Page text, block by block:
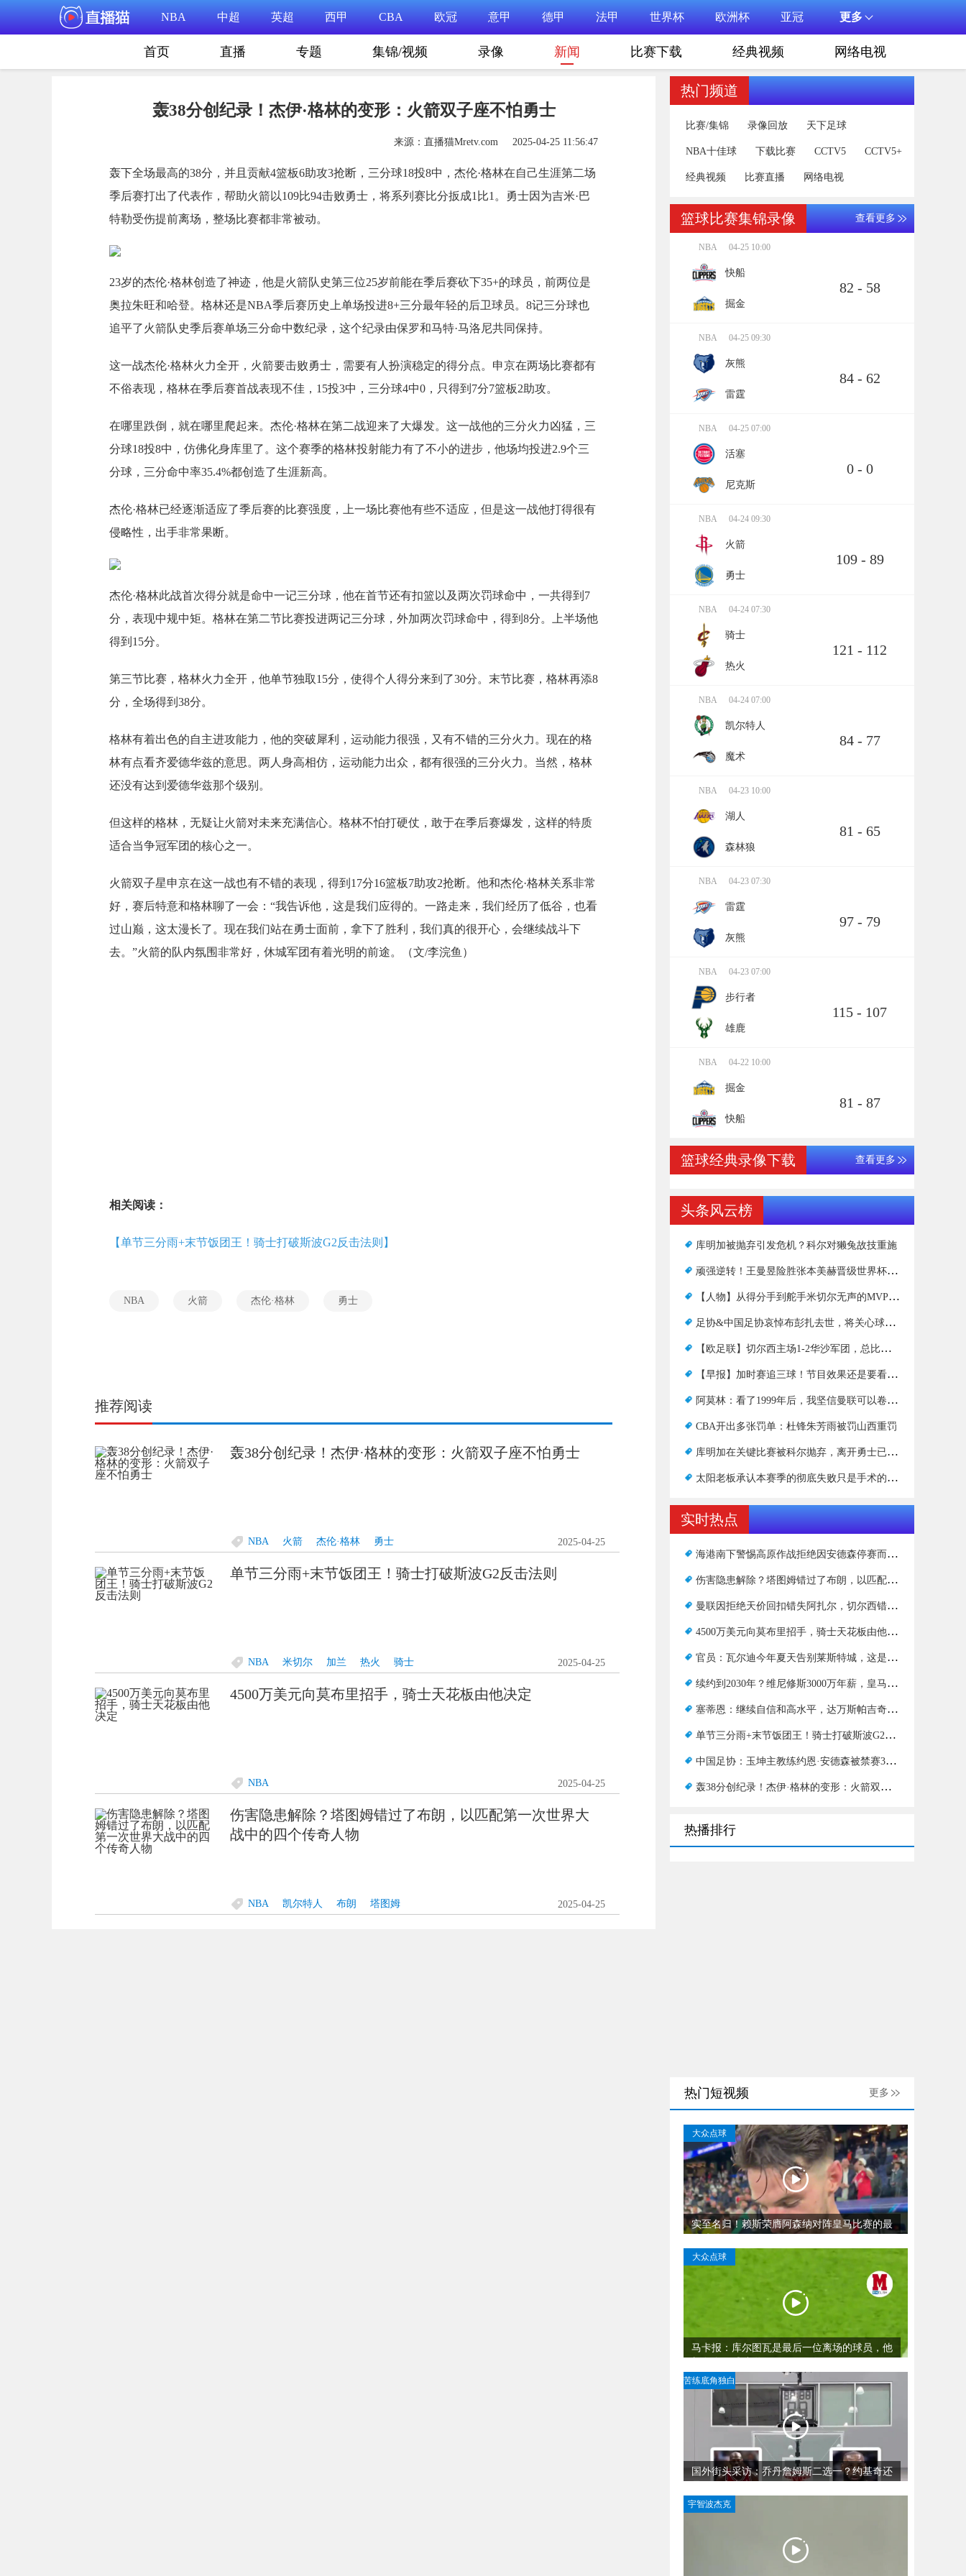
NBA 中超 英超 西甲 CBA 欧冠 意甲 德甲 法甲 世界杯 欧洲杯 亚冠 更多
首页 直播 专题 集锦/视频 录像 新闻 比赛下载 经典视频 网络电视
轰38分创纪录！杰伊·格林的变形：火箭双子座不怕勇士
来源：直播猫Mretv.com 2025-04-25 11:56:47
轰下全场最高的38分，并且贡献4篮板6助攻3抢断，三分球18投8中，杰伦·格林在自己生涯第二场
季后赛打出了代表作，帮助火箭以109比94击败勇士，将系列赛比分扳成1比1。勇士因为吉米·巴
特勒受伤提前离场，整场比赛都非常被动。
23岁的杰伦·格林创造了神迹，他是火箭队史第三位25岁前能在季后赛砍下35+的球员，前两位是
奥拉朱旺和哈登。格林还是NBA季后赛历史上单场投进8+三分最年轻的后卫球员。8记三分球也
追平了火箭队史季后赛单场三分命中数纪录，这个纪录由保罗和马特·马洛尼共同保持。
这一战杰伦·格林火力全开，火箭要击败勇士，需要有人扮演稳定的得分点。申京在两场比赛都有
不俗表现，格林在季后赛首战表现不佳，15投3中，三分球4中0，只得到7分7篮板2助攻。
在哪里跌倒，就在哪里爬起来。杰伦·格林在第二战迎来了大爆发。这一战他的三分火力凶猛，三
分球18投8中，仿佛化身库里了。这个赛季的格林投射能力有了不小的进步，他场均投进2.9个三
分球，三分命中率35.4%都创造了生涯新高。
杰伦·格林已经逐渐适应了季后赛的比赛强度，上一场比赛他有些不适应，但是这一战他打得很有
侵略性，出手非常果断。
杰伦·格林此战首次得分就是命中一记三分球，他在首节还有扣篮以及两次罚球命中，一共得到7
分，表现中规中矩。格林在第二节比赛投进两记三分球，外加两次罚球命中，得到8分。上半场他
得到15分。
第三节比赛，格林火力全开，他单节独取15分，使得个人得分来到了30分。末节比赛，格林再添8
分，全场得到38分。
格林有着出色的自主进攻能力，他的突破犀利，运动能力很强，又有不错的三分火力。现在的格
林有点看齐爱德华兹的意思。两人身高相仿，运动能力出众，都有很强的三分火力。当然，格林
还没有达到爱德华兹那个级别。
但这样的格林，无疑让火箭对未来充满信心。格林不怕打硬仗，敢于在季后赛爆发，这样的特质
适合当争冠军团的核心之一。
火箭双子星申京在这一战也有不错的表现，得到17分16篮板7助攻2抢断。他和杰伦·格林关系非常
好，赛后特意和格林聊了一会：“我告诉他，这是我们应得的。一路走来，我们经历了低谷，也看
过山巅，这太漫长了。现在我们站在勇士面前，拿下了胜利，我们真的很开心，会继续战斗下
去。”火箭的队内氛围非常好，休城军团有着光明的前途。（文/李浣鱼）
相关阅读：
【单节三分雨+末节饭团王！骑士打破斯波G2反击法则】
NBA 火箭 杰伦·格林 勇士
推荐阅读
轰38分创纪录！杰伊·格林的变形：火箭双子座不怕勇士
NBA 火箭 杰伦·格林 勇士 2025-04-25
单节三分雨+末节饭团王！骑士打破斯波G2反击法则
NBA 米切尔 加兰 热火 骑士 2025-04-25
4500万美元向莫布里招手，骑士天花板由他决定
NBA 2025-04-25
伤害隐患解除？塔图姆错过了布朗，以匹配第一次世界大
战中的四个传奇人物
NBA 凯尔特人 布朗 塔图姆 2025-04-25
热门频道
比赛/集锦 录像回放 天下足球
NBA十佳球 下载比赛 CCTV5 CCTV5+
经典视频 比赛直播 网络电视
篮球比赛集锦录像 查看更多
NBA 04-25 10:00
快船
掘金
82 - 58
NBA 04-25 09:30
灰熊
雷霆
84 - 62
NBA 04-25 07:00
活塞
尼克斯
0 - 0
NBA 04-24 09:30
火箭
勇士
109 - 89
NBA 04-24 07:30
骑士
热火
121 - 112
NBA 04-24 07:00
凯尔特人
魔术
84 - 77
NBA 04-23 10:00
湖人
森林狼
81 - 65
NBA 04-23 07:30
雷霆
灰熊
97 - 79
NBA 04-23 07:00
步行者
雄鹿
115 - 107
NBA 04-22 10:00
掘金
快船
81 - 87
篮球经典录像下载 查看更多
头条风云榜
库明加被抛弃引发危机？科尔对獭兔故技重施
顽强逆转！王曼昱险胜张本美赫晋级世界杯八强
【人物】从得分手到舵手米切尔无声的MVP之旅
足协&中国足协哀悼布彭扎去世，将关心球员身心健康
【欧足联】切尔西主场1-2华沙军团，总比分4-2晋级四强
【早报】加时赛追三球！节目效果还是要看曼联直播！
阿莫林：看了1999年后，我坚信曼联可以卷土重来，现在我正在全力以赴争取欧联杯
CBA开出多张罚单：杜锋朱芳雨被罚山西重罚
库明加在关键比赛被科尔抛弃，离开勇士已成定局？
太阳老板承认本赛季的彻底失败只是手术的开始
实时热点
海港南下警惕高原作战拒绝因安德森停赛而轻视玉坤
伤害隐患解除？塔图姆错过了布朗，以匹配第一次世界大战中的四个传奇人物
曼联因拒绝天价回扣错失阿扎尔，切尔西错失700万？
4500万美元向莫布里招手，骑士天花板由他决定
官员：瓦尔迪今年夏天告别莱斯特城，这是他13年蓝狐生涯的谢幕
续约到2030年？维尼修斯3000万年薪，皇马尚未满足
塞蒂恩：继续自信和高水平，达万斯帕吉奇缺席河南
单节三分雨+末节饭团王！骑士打破斯波G2反击法则
中国足协：玉坤主教练约恩·安德森被禁赛3场，罚款3万元
轰38分创纪录！杰伊·格林的变形：火箭双子座不怕勇士
热播排行
热门短视频 更多
实至名归！赖斯荣膺阿森纳对阵皇马比赛的最
大众点球
马卡报：库尔图瓦是最后一位离场的球员，他
大众点球
国外街头采访：乔丹詹姆斯二选一？约基奇还
苦练底角独白
宇智波杰克